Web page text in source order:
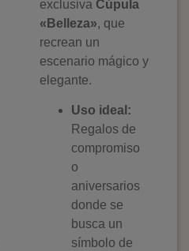
exclusiva Cúpula
«Belleza», que
recrean un
escenario mágico y
elegante.
Uso ideal:
Regalos de
compromiso
o
aniversarios
donde se
busca un
símbolo de